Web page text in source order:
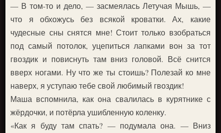
— В том-то и дело, — засмеялась Летучая Мышь, —
что я обхожусь без всякой кроватки. Ах, какие
чудесные сны снятся мне! Стоит только взобраться
под самый потолок, уцепиться лапками вон за тот
гвоздик и повиснуть там вниз головой. Всё снится
вверх ногами. Ну что же ты стоишь? Полезай ко мне
наверх, я уступаю тебе свой любимый гвоздик!
Маша вспомнила, как она свалилась в курятнике с
жёрдочки, и потёрла ушибленную коленку.
«Как я буду там спать? — подумала она. — Вниз